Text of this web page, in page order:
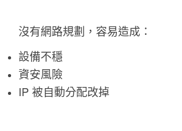
沒有網路規劃，容易造成：
設備不穩
資安風險
IP 被自動分配改掉